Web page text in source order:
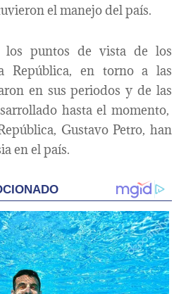
el manejo del país.
los puntos de vista de los
República, en torno a las
en sus periodos y de las
hasta el momento,
Gustavo Petro, han
en el país.